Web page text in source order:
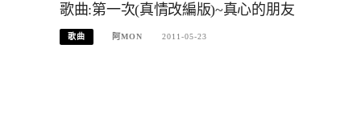
歌曲:第一次(真情改編版)~真心的朋友
歌曲 阿MON 2011-05-23